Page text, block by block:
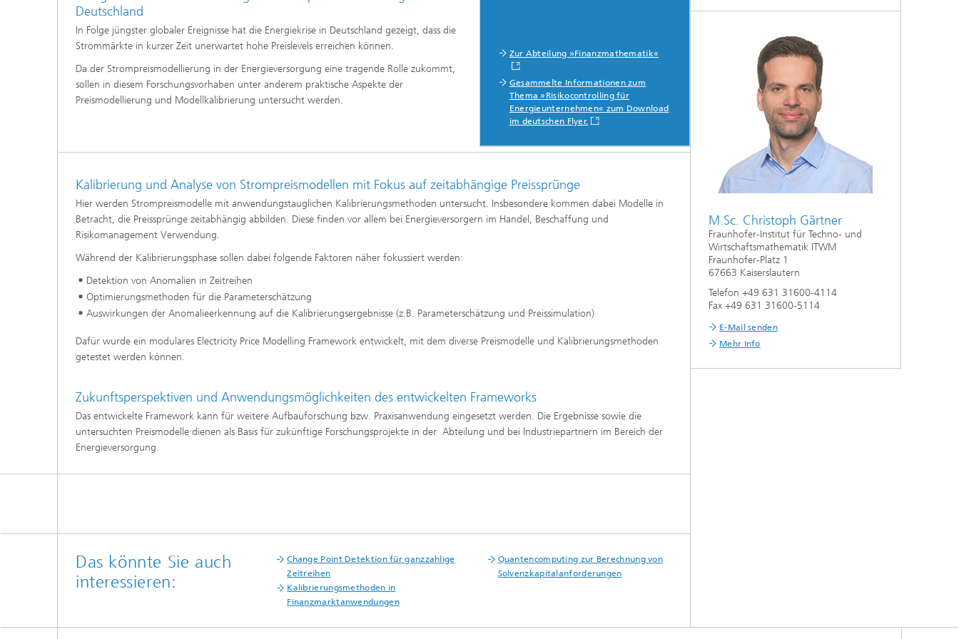
Inline-Qualitätskontrolle für die
Produktion
KI-Lösungen für Digitalisierung und
Nachhaltigkeit
KI-Anwendungen für die Industrie
mit wenig Daten
Kabel, Schläuche und flexible
Strukturen
Technikum
®
Biosensorik und Medizingeräte
Mitarbeitende
Optimierung in den Life Sciences
Operations Research:
Produktionsplanung und -steuerung
®
und Computing«
Business Analytics und
Anomaliedetektion
Finanz- und
Versicherungsmathematik
Quantencomputing im Bereich
Seismische Datenverarbeitung
Datenanalyse und Künstliche
Intelligenz
Skalierbare parallele
Gitterfreie Methoden
Zerstörungsfreie Prüfung
Materialanalyse
Quantentechnologie
Technische Textilien und Vliesstoffe
Optimierung im Leichtbau
Mikrostrukturanalyse
Strömungsdynamische Prozesse
Flexible Strukturen
Intelligente Energienetze optimieren
– Strom-, Gas- und Wärmenetze
Deutschland
In Folge jüngster globaler Ereignisse hat die Energiekrise in Deutschland gezeigt, dass die
Strommärkte in kurzer Zeit unerwartet hohe Preislevels erreichen können.
Da der Strompreismodellierung in der Energieversorgung eine tragende Rolle zukommt,
sollen in diesem Forschungsvorhaben unter anderem praktische Aspekte der
Preismodellierung und Modellkalibrierung untersucht werden.
Zur Abteilung »Finanzmathematik«
Gesammelte Informationen zum
Thema »Risikocontrolling für
Energieunternehmen« zum Download
im deutschen Flyer.
Kalibrierung und Analyse von Strompreismodellen mit Fokus auf zeitabhängige Preissprünge
Hier werden Strompreismodelle mit anwendungstauglichen Kalibrierungsmethoden untersucht. Insbesondere kommen dabei Modelle in
Betracht, die Preissprünge zeitabhängig abbilden. Diese finden vor allem bei Energieversorgern im Handel, Beschaffung und
Risikomanagement Verwendung.
Während der Kalibrierungsphase sollen dabei folgende Faktoren näher fokussiert werden:
Detektion von Anomalien in Zeitreihen
Optimierungsmethoden für die Parameterschätzung
Auswirkungen der Anomalieerkennung auf die Kalibrierungsergebnisse (z.B. Parameterschätzung und Preissimulation)
Dafür wurde ein modulares Electricity Price Modelling Framework entwickelt, mit dem diverse Preismodelle und Kalibrierungsmethoden
getestet werden können.
Zukunftsperspektiven und Anwendungsmöglichkeiten des entwickelten Frameworks
Das entwickelte Framework kann für weitere Aufbauforschung bzw. Praxisanwendung eingesetzt werden. Die Ergebnisse sowie die
untersuchten Preismodelle dienen als Basis für zukünftige Forschungsprojekte in der Abteilung und bei Industriepartnern im Bereich der
Energieversorgung.
Das könnte Sie auch
interessieren:
Change Point Detektion für ganzzahlige
Zeitreihen
Quantencomputing zur Berechnung von
Solvenzkapitalanforderungen
Kalibrierungsmethoden in
Finanzmarktanwendungen
M.Sc. Christoph Gärtner
Fraunhofer-Institut für Techno- und
Wirtschaftsmathematik ITWM
Fraunhofer-Platz 1
67663 Kaiserslautern
Telefon +49 631 31600-4114
Fax +49 631 31600-5114
E-Mail senden
Mehr Info